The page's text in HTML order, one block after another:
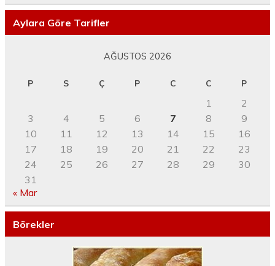
Aylara Göre Tarifler
AĞUSTOS 2026
P S Ç P C C P
1
2
3
4 5 6 7 8
9
10
11 12 13 14 15
16
17
18 19 20 21 22
23
24
25 26 27 28 29
30
31
« Mar
Börekler